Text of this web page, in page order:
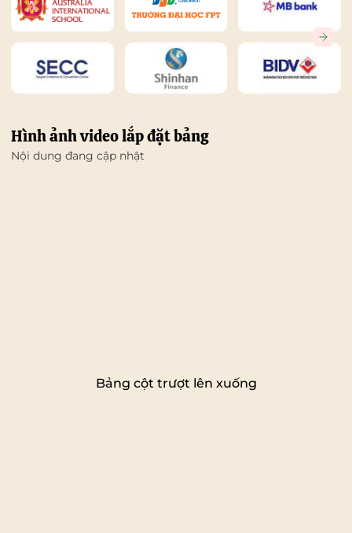
Hình ảnh video lắp đặt bảng
Nội dung đang cập nhật
Bảng cột trượt lên xuống